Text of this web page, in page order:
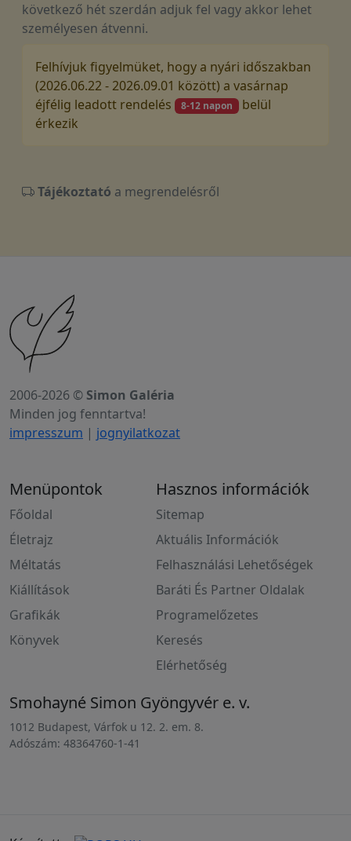
következő hét szerdán adjuk fel vagy akkor lehet
személyesen átvenni.
Felhívjuk figyelmüket, hogy a nyári időszakban
(2026.06.22 - 2026.09.01 között) a vasárnap
éjfélig leadott rendelés
8-12 napon belül
érkezik
Tájékoztató a megrendelésről
2006-2026 © Simon Galéria
Minden jog fenntartva!
impresszum | jognyilatkozat
Menüpontok
Főoldal
Életrajz
Méltatás
Kiállítások
Grafikák
Könyvek
Hasznos információk
Sitemap
Aktuális Információk
Felhasználási Lehetőségek
Baráti És Partner Oldalak
Programelőzetes
Keresés
Elérhetőség
Smohayné Simon Gyöngyvér e. v.
1012 Budapest, Várfok u 12. 2. em. 8.
Adószám: 48364760-1-41